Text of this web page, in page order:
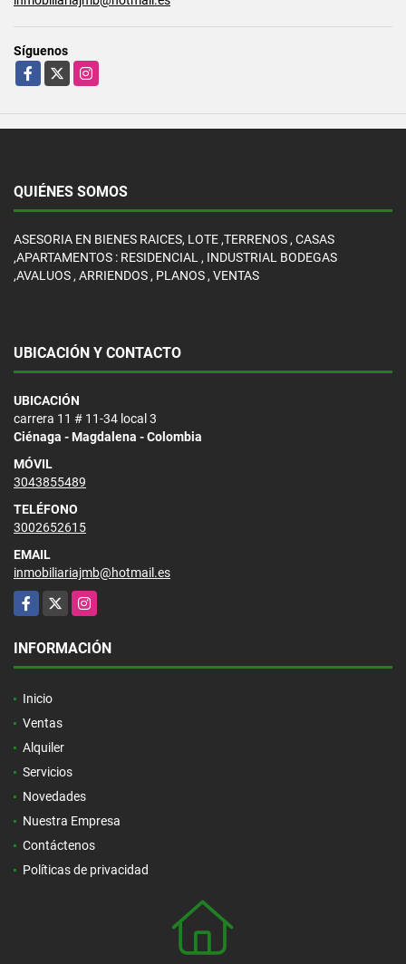
Síguenos
Facebook
X Instagram
QUIÉNES SOMOS
ASESORIA EN BIENES RAICES, LOTE ,TERRENOS , CASAS
,APARTAMENTOS : RESIDENCIAL , INDUSTRIAL BODEGAS
,AVALUOS , ARRIENDOS , PLANOS , VENTAS
UBICACIÓN Y CONTACTO
UBICACIÓN
carrera 11 # 11-34 local 3
Ciénaga - Magdalena - Colombia
MÓVIL
3043855489
TELÉFONO
3002652615
EMAIL
inmobiliariajmb@hotmail.es
Facebook
X Instagram
INFORMACIÓN
Inicio
Ventas
Alquiler
Servicios
Novedades
Nuestra Empresa
Contáctenos
Políticas de privacidad